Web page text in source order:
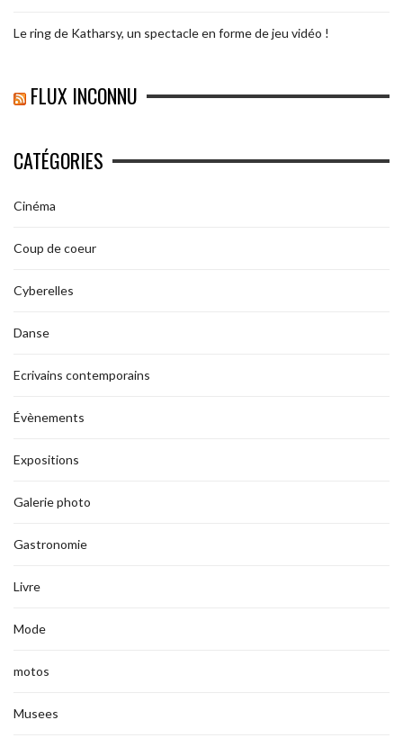
Le ring de Katharsy, un spectacle en forme de jeu vidéo !
FLUX INCONNU
CATÉGORIES
Cinéma
Coup de coeur
Cyberelles
Danse
Ecrivains contemporains
Évènements
Expositions
Galerie photo
Gastronomie
Livre
Mode
motos
Musees